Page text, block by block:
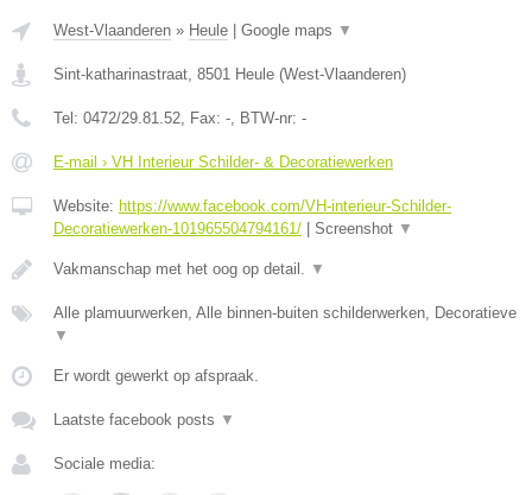
West-Vlaanderen » Heule Google maps ▼
Sint-katharinastraat, 8501 Heule (West-Vlaanderen)
Tel: 0472/29.81.52, Fax: -, BTW-nr: -
E-mail › VH Interieur Schilder- & Decoratiewerken
Website: https://www.facebook.com/VH-interieur-Schilder-
Decoratiewerken-101965504794161/
Screenshot ▼
Vakmanschap met het oog op detail. ▼
Alle plamuurwerken, Alle binnen-buiten schilderwerken, Decoratieve
▼
Er wordt gewerkt op afspraak.
Laatste facebook posts ▼
Sociale media: